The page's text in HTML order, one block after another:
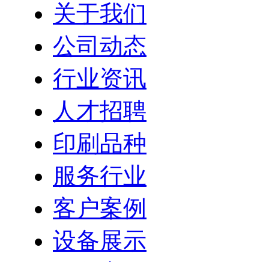
关于我们
公司动态
行业资讯
人才招聘
印刷品种
服务行业
客户案例
设备展示